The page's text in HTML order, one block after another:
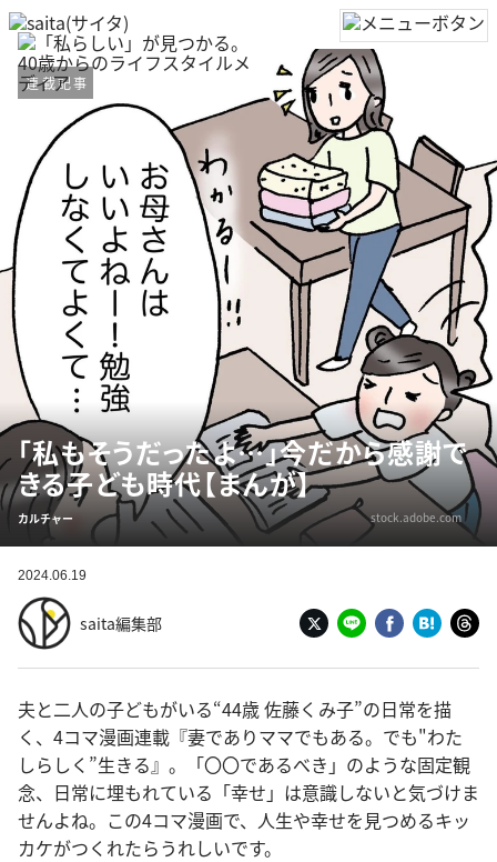
連載記事
「私もそうだったよ…」今だから感謝で
きる子ども時代【まんが】
カルチャー stock.adobe.com
2024.06.19
saita編集部
夫と二人の子どもがいる“44歳 佐藤くみ子”の日常を描
く、4コマ漫画連載『妻でありママでもある。でも"わた
しらしく”生きる』。「〇〇であるべき」のような固定観
念、日常に埋もれている「幸せ」は意識しないと気づけま
せんよね。この4コマ漫画で、人生や幸せを見つめるキッ
カケがつくれたらうれしいです。